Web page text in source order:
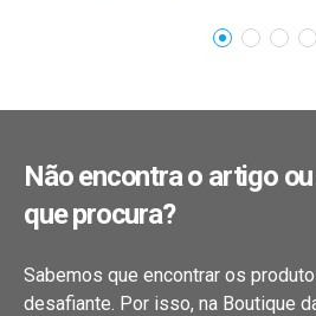
Não encontra o artigo
que procura?
Sabemos que encontrar os
desafiante. Por isso, na Boutique